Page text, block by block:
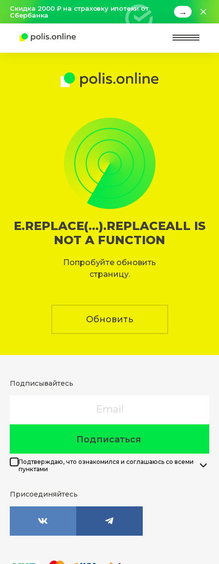
Скидка 2000 ₽ на страховку ипотеки от
Сбербанка
→
E.REPLACE(...).REPLACEALL IS
NOT A FUNCTION
Попробуйте обновить
страницу.
Обновить
Подписывайтесь
Подписаться
Подтверждаю, что ознакомился и соглашаюсь со всеми
пунктами
Присоединяйтесь